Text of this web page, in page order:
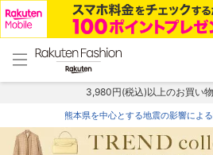
menu home
トップ
3,980円(税込)以上のお買い
熊本県を中心とする地震の影響によ